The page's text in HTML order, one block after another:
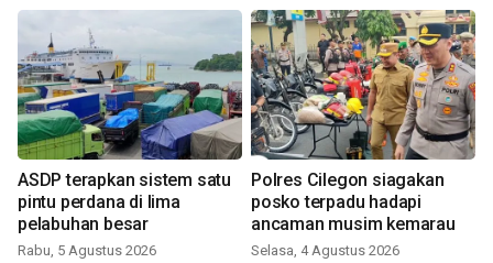
ASDP terapkan sistem satu
pintu perdana di lima
pelabuhan besar
Rabu, 5 Agustus 2026
Polres Cilegon siagakan
posko terpadu hadapi
ancaman musim kemarau
Selasa, 4 Agustus 2026